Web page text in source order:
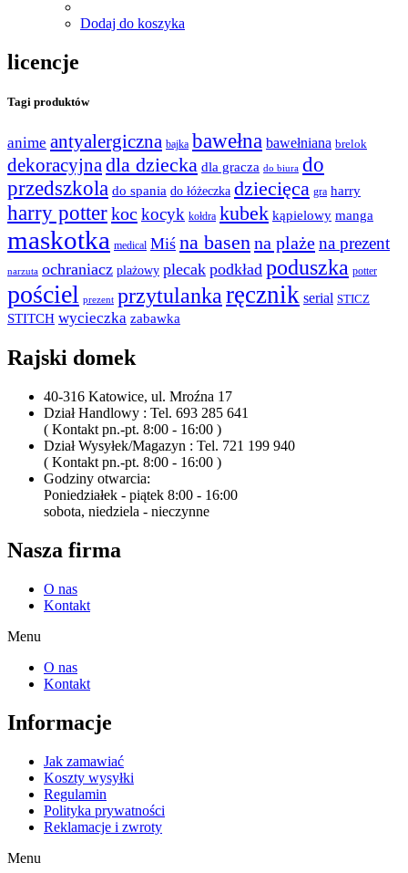
Dodaj do koszyka
licencje
Tagi produktów
anime antyalergiczna bajka bawełna bawełniana brelok
dekoracyjna dla dziecka dla gracza do biura do
przedszkola do spania do łóżeczka dziecięca gra harry
harry potterkoc kocyk kołdra kubek kąpielowy manga
maskotka medical Miś na basenna plażena prezent
narzuta ochraniacz plażowy plecak podkład poduszka potter
pościel prezent przytulankaręcznik serial STICZ
STITCH wycieczka zabawka
Rajski domek
40-316 Katowice, ul. Mroźna 17
Dział Handlowy : Tel. 693 285 641
( Kontakt pn.-pt. 8:00 - 16:00 )
Dział Wysyłek/Magazyn : Tel. 721 199 940
( Kontakt pn.-pt. 8:00 - 16:00 )
Godziny otwarcia:
Poniedziałek - piątek 8:00 - 16:00
sobota, niedziela - nieczynne
Nasza firma
O nas
Kontakt
Menu
O nas
Kontakt
Informacje
Jak zamawiać
Koszty wysyłki
Regulamin
Polityka prywatności
Reklamacje i zwroty
Menu